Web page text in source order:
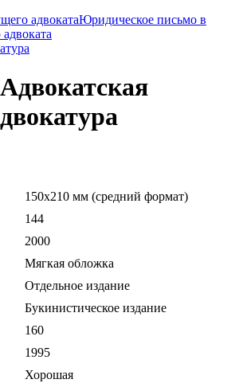
адвокатаЮридическое письмо в
150x210 мм (средний формат)
144
2000
Мягкая обложка
Отдельное издание
Букинистическое издание
160
1995
Хорошая